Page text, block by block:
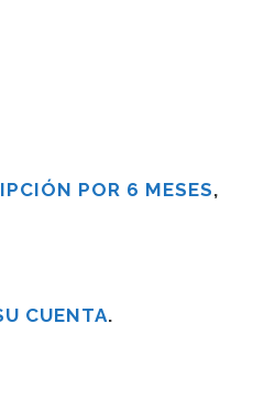
POR 6 MESES,
CUENTA.